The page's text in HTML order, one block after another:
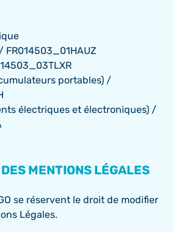
FR014503_01HAUZ
portables) /
électriques et électroniques) /
MENTIONS LÉGALES
se réservent le droit de modifier
Légales.